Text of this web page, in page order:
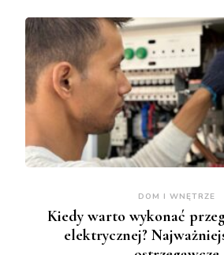
DOM I WNĘTRZE
Kiedy warto wykonać
elektrycznej?